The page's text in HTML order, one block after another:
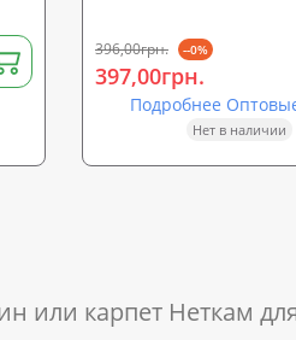
396,00грн. --0%
397,00грн.
Подробнее
Нет в наличии
или карпет Неткам